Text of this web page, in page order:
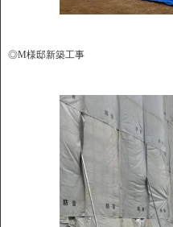
◎M様邸新築工事